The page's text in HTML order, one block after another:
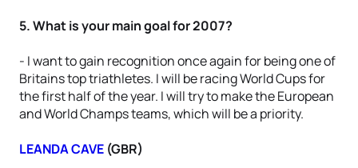
5. What is your main goal for 2007?
- I want to gain recognition once again for being one of
Britains top triathletes. I will be racing World Cups for
the first half of the year. I will try to make the European
and World Champs teams, which will be a priority.
LEANDA CAVE (GBR)